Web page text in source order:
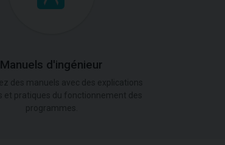
Manuels d'ingénieur